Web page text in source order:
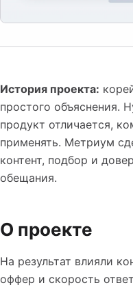
История проекта:
простого объяснения.
продукт отличается,
применять. Метриум
контент, подбор и
обещания.
О проекте
На результат влияли
оффер и скорость